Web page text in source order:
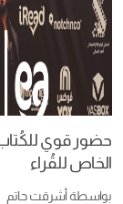
حضور قوي
الخاص للقُراء
بواسطةأشرقت حاتم